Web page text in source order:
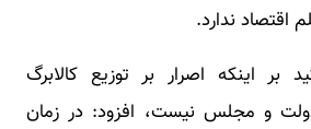
ندارد.
بر اینکه اصرار بر توزیع کالابرگ
و مجلس نیست، افزود: در زمان